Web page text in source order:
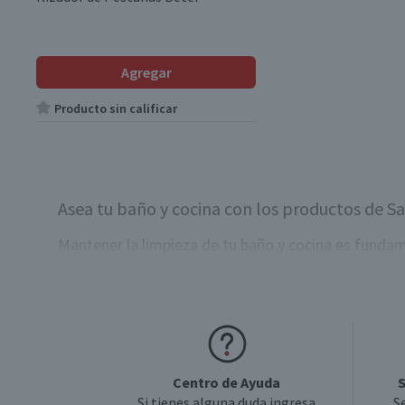
Agregar
Producto sin calificar
Asea tu baño y cocina con los productos de
Para mantener tu ducha, lavamanos e inodoro
Preserva la salud de tu familia con los
Centro de Ayuda